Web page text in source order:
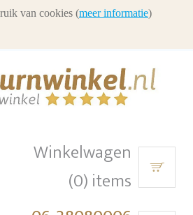
Winkelwagen
(0) items
van cookies (meer informatie)